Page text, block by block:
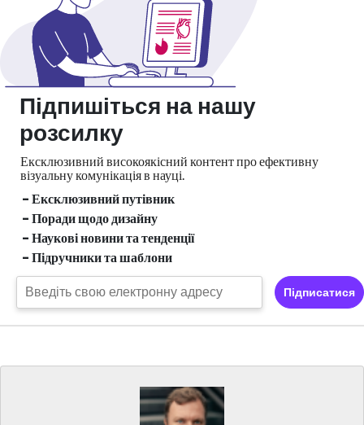
Підпишіться на нашу
розсилку
Ексклюзивний високоякісний контент про ефективну
візуальнукомунікація в науці.
- Ексклюзивний путівник
- Поради щодо дизайну
- Наукові новини та тенденції
- Підручники та шаблони
Підписатися